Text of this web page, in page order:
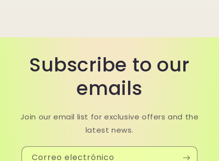
Subscribe to our
emails
Join our email list for exclusive offers and the
latest news.
Correo electrónico